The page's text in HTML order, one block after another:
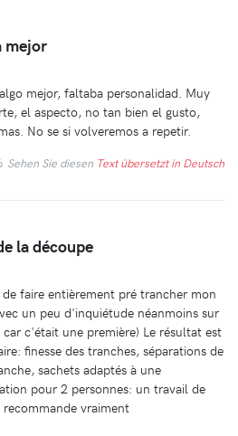
mejor
mejor, faltaba personalidad. Muy
el aspecto, no tan bien el gusto,
No se si volveremos a repetir.
Sehen Sie diesen Text übersetzt in Deutsch
la découpe
faire entièrement pré trancher mon
un peu d'inquiétude néanmoins sur
c'était une première) Le résultat est
finesse des tranches, séparations de
sachets adaptés à une
pour 2 personnes: un travail de
vraiment